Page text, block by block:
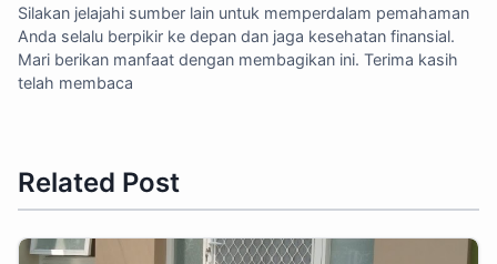
Silakan jelajahi sumber lain untuk memperdalam pemahaman
Anda selalu berpikir ke depan dan jaga kesehatan finansial.
Mari berikan manfaat dengan membagikan ini. Terima kasih
telah membaca
Related Post